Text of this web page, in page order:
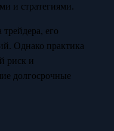
и стратегиями.
его
Однако практика
риск и
долгосрочные